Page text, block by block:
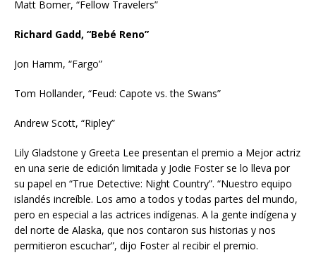
Matt Bomer, “Fellow Travelers”
Richard Gadd, “Bebé Reno”
Jon Hamm, “Fargo”
Tom Hollander, “Feud: Capote vs. the Swans”
Andrew Scott, “Ripley”
Lily Gladstone y Greeta Lee presentan el premio a Mejor actriz
en una serie de edición limitada y Jodie Foster se lo lleva por
su papel en “True Detective: Night Country”. “Nuestro equipo
islandés increíble. Los amo a todos y todas partes del mundo,
pero en especial a las actrices indígenas. A la gente indígena y
del norte de Alaska, que nos contaron sus historias y nos
permitieron escuchar”, dijo Foster al recibir el premio.